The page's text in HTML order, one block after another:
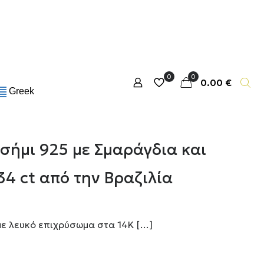
Greek
0 0 0.00 €
925 με Σμαράγδια και
ct από την Βραζιλία
λευκό επιχρύσωμα στα 14Κ […]